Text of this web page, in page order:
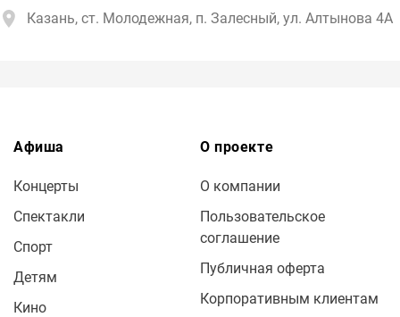
Казань, ст. Молодежная, п. Залесный, ул. Алтынова 4А
Афиша
Концерты
Спектакли
Спорт
Детям
Кино
О проекте
О компании
Пользовательское
соглашение
Публичная оферта
Корпоративным клиентам